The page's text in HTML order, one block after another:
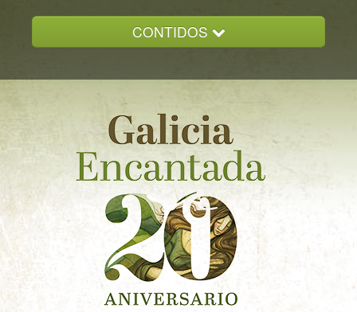
CONTIDOS
GALICIA ENCANTADA
DOCUMENTACION
NOVAS
CONTACTO